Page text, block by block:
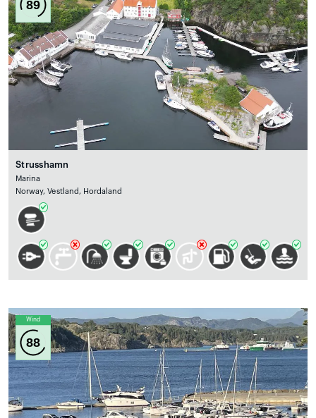
89
Strusshamn
Marina
Norway, Vestland, Hordaland
Wind
88